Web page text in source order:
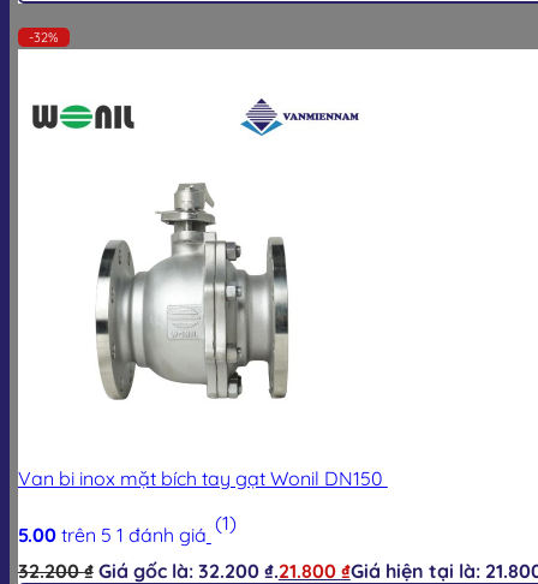
-32%
Van bi inox mặt bích tay gạt Wonil DN150
5.00trên 5 1 đánh giá (1)
32.200₫ Giá gốc là: 32.200 ₫.21.800 ₫Giá hiện tại là: